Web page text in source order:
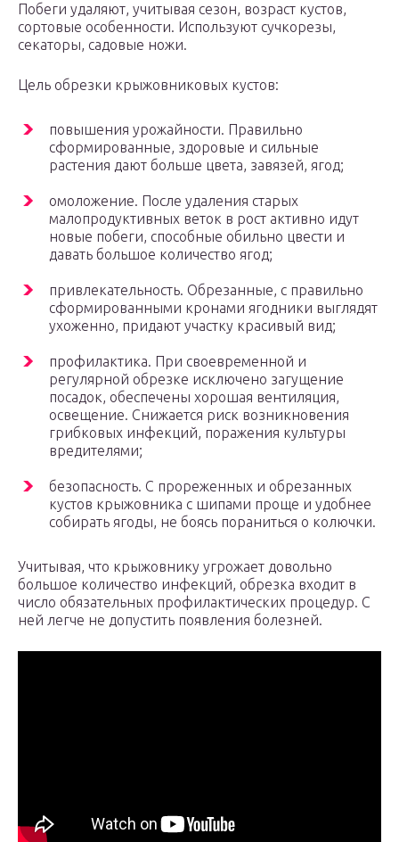
Побеги удаляют, учитывая сезон, возраст кустов,
сортовые особенности. Используют сучкорезы,
секаторы, садовые ножи.
Цель обрезки крыжовниковых кустов:
повышения урожайности. Правильно
сформированные, здоровые и сильные
растения дают больше цвета, завязей, ягод;
омоложение. После удаления старых
малопродуктивных веток в рост активно идут
новые побеги, способные обильно цвести и
давать большое количество ягод;
привлекательность. Обрезанные, с правильно
сформированными кронами ягодники выглядят
ухоженно, придают участку красивый вид;
профилактика. При своевременной и
регулярной обрезке исключено загущение
посадок, обеспечены хорошая вентиляция,
освещение. Снижается риск возникновения
грибковых инфекций, поражения культуры
вредителями;
безопасность. С прореженных и обрезанных
кустов крыжовника с шипами проще и удобнее
собирать ягоды, не боясь пораниться о колючки.
Учитывая, что крыжовнику угрожает довольно
большое количество инфекций, обрезка входит в
число обязательных профилактических процедур. С
ней легче не допустить появления болезней.